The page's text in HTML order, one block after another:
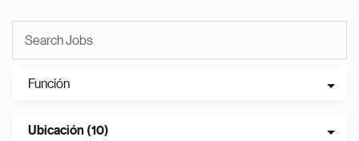
Función
Ubicación (10)